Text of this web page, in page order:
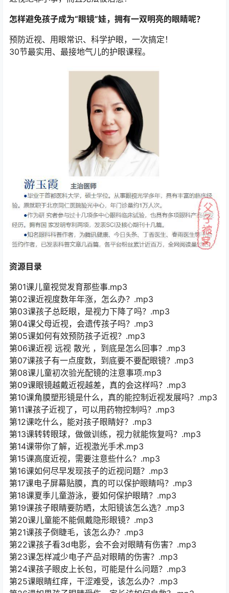
怎样避免孩子成为“眼镜”娃，拥有一双明亮的眼睛呢？
预防近视、用眼常识、科学护眼，一次搞定！
30节最实用、最接地气儿的护眼课程。
资源目录
第01课儿童视觉发育那些事.mp3
第02课近视度数年年涨，怎么办？.mp3
第03课孩子总眨眼，是视力下降了吗？.mp3
第04课父母近视，会遗传孩子吗？.mp3
第05课如何有效预防孩子近视？.mp3
第06课近视 远视 散光 ，到底是怎么回事？.mp3
第07课孩子有一点度数，到底要不要配眼镜？.mp3
第08课儿童初次验光配镜的注意事项.mp3
第09课眼镜越戴近视越差，真的会这样吗？.mp3
第10课角膜塑形镜是什么，真的能控制近视发展吗？.mp3
第11课孩子近视了，可以用药物控制吗？.mp3
第12课吃什么，能对孩子眼睛好？.mp3
第13课转转眼球，做做训练，视力就能恢复吗？.mp3
第14课带你了解，近视激光手术.mp3
第15课高度近视，需要注意些什么？.mp3
第16课如何尽早发现孩子的近视问题？.mp3
第17课电子屏幕贴膜，真的可以保护眼睛吗？.mp3
第18课夏季儿童游泳，要如何保护眼睛？.mp3
第19课孩子眼睛要防晒，太阳镜该怎么选？.mp3
第20课儿童能不能佩戴隐形眼镜？.mp3
第21课孩子倒睫毛，该怎么办？.mp3
第22课孩子看3d电影，会不会对眼睛有伤害？.mp3
第23课怎样减少电子产品对眼睛的伤害？.mp3
第24课孩子眼皮上长包，可能是什么问题？.mp3
第25课眼睛红痒，干涩难受，该怎么办？.mp3